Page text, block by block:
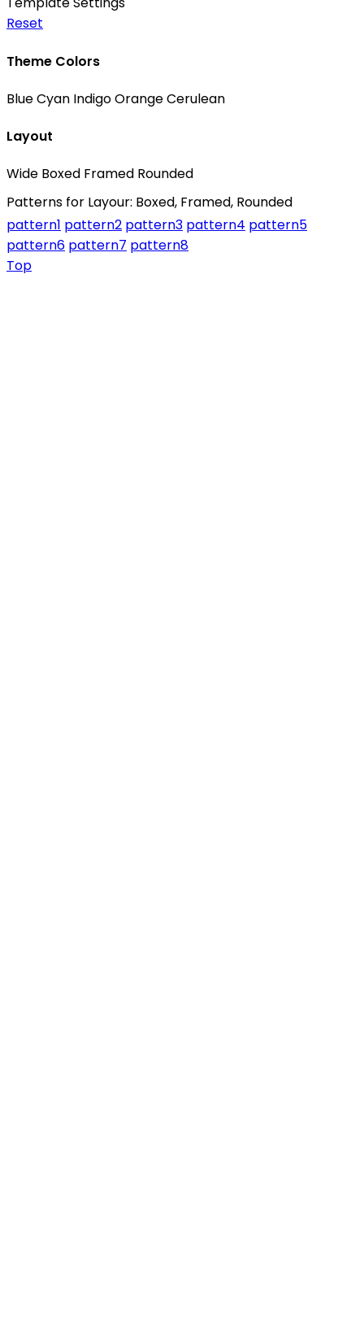
Reset
Theme Colors
BlueCyan IndigoOrangeCerulean
Layout
Wide Boxed Framed Rounded
Patterns for Layour: Boxed, Framed, Rounded
pattern1 pattern2 pattern3 pattern4 pattern5
pattern6 pattern7 pattern8
Top